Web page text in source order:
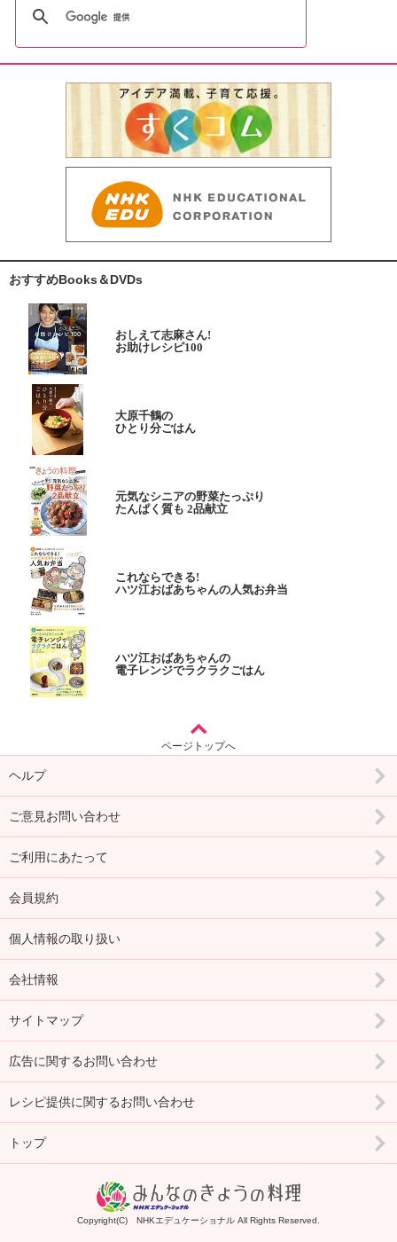
おすすめBooks＆DVDs
おしえて志麻さん!
お助けレシピ100
大原千鶴の
ひとり分ごはん
元気なシニアの野菜たっぷり
たんぱく質も 2品献立
これならできる!
ハツ江おばあちゃんの人気お弁当
ハツ江おばあちゃんの
電子レンジでラクラクごはん
ページトップへ
ヘルプ
ご意見お問い合わせ
ご利用にあたって
会員規約
個人情報の取り扱い
会社情報
サイトマップ
広告に関するお問い合わせ
レシピ提供に関するお問い合わせ
トップ
Copyright(C) NHKエデュケーショナル All Rights Reserved.